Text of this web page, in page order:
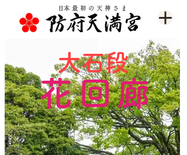
​日本最初の天神さま
大石段
花回廊